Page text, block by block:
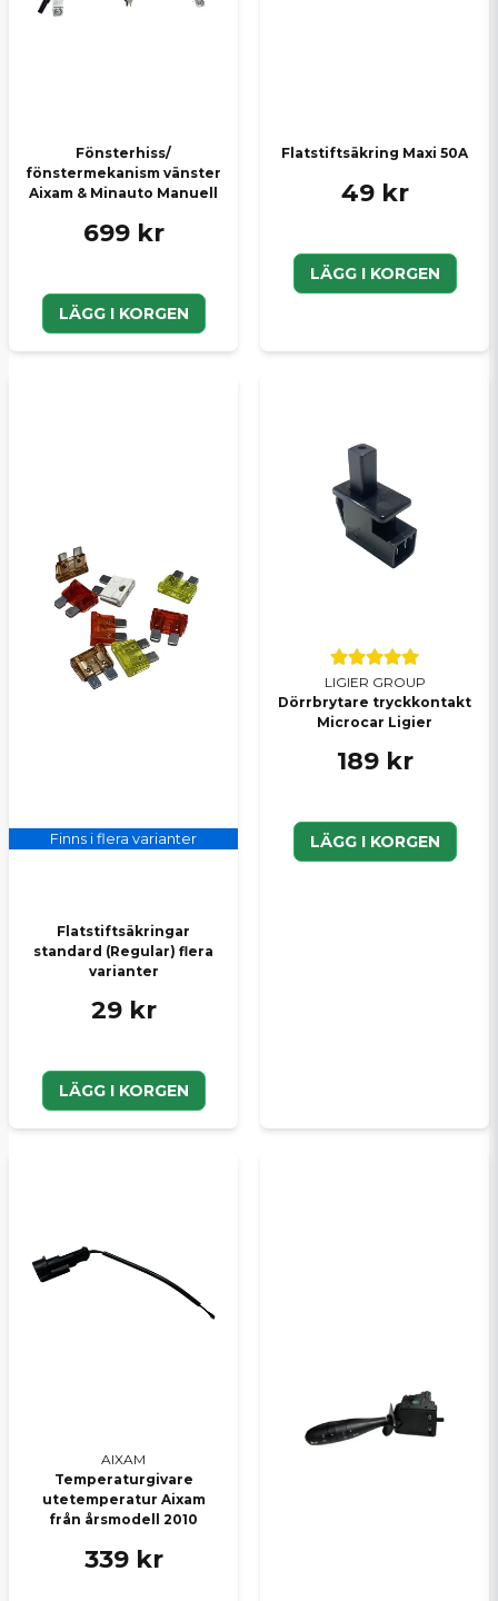
Fönsterhiss/
fönstermekanism vänster
Aixam & Minauto Manuell
699 kr
LÄGG I KORGEN
Flatstiftsäkring Maxi 50A
49 kr
LÄGG I KORGEN
Finns i flera varianter
Flatstiftsäkringar
standard (Regular) flera
varianter
29 kr
LÄGG I KORGEN
LIGIER GROUP
Dörrbrytare tryckkontakt
Microcar Ligier
189 kr
LÄGG I KORGEN
AIXAM
Temperaturgivare
utetemperatur Aixam
från årsmodell 2010
339 kr